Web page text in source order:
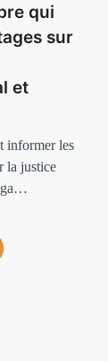
qui
sur
et
informer les
la justice